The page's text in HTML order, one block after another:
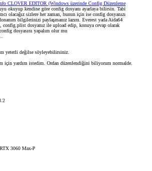
CLOVER EDITOR (Windows üzerinde Config Düzenleme
okuyup kendine göre config dosyanı ayarlaya bilirsin. Tabi
olacağız sizlere her zaman, bunun için ise config dosyanızı
bilgilerinizi paylaşmanız lazım. Everest yada Aida64
config.plist dosyanız ile upload edip, konuya cevap olarak
dosyasını yapalım olur mu
yeterli değilse söyleyebilirsiniz.
için yardım istedim. Ordan düzenlendiğini biliyorum normalde.
3060 Max-P